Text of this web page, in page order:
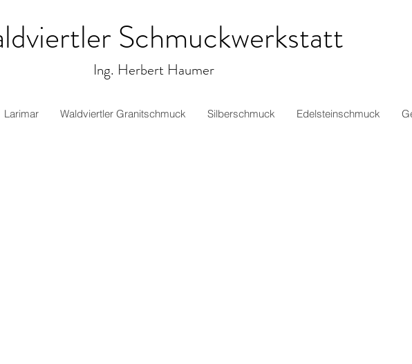
Schmuckwerkstatt
Ing. Herbert Haumer
Larimar Waldviertler Granitschmuck Silberschmuck Edelsteinschmuck